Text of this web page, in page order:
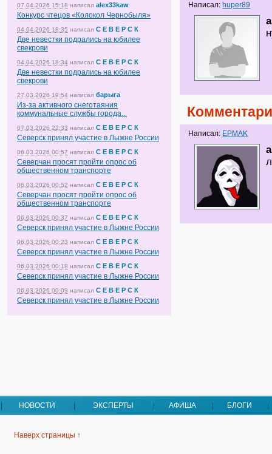
07.04.2026 15:18 написал alex33kaw
Конкурс чтецов «Колокол Чернобыля»
04.04.2026 18:35 написал С Е В Е Р С К
Две невестки подрались на юбилее
свекрови
04.04.2026 18:34 написал С Е В Е Р С К
Две невестки подрались на юбилее
свекрови
27.03.2026 19:54 написал барыга
Из-за активного снеготаяния
коммунальные службы города...
07.03.2026 22:33 написал С Е В Е Р С К
Северск принял участие в Лыжне России
06.03.2026 00:57 написал С Е В Е Р С К
Северчан просят пройти опрос об
общественном транспорте
06.03.2026 00:52 написал С Е В Е Р С К
Северчан просят пройти опрос об
общественном транспорте
06.03.2026 00:37 написал С Е В Е Р С К
Северск принял участие в Лыжне России
06.03.2026 00:23 написал С Е В Е Р С К
Северск принял участие в Лыжне России
06.03.2026 00:18 написал С Е В Е Р С К
Северск принял участие в Лыжне России
06.03.2026 00:09 написал С Е В Е Р С К
Северск принял участие в Лыжне России
Написал: huper89
Написал: EPMAK
НОВОСТИ ЭКСПЕРТЫ АФИША БЛОГИ
Наверх страницы ↑